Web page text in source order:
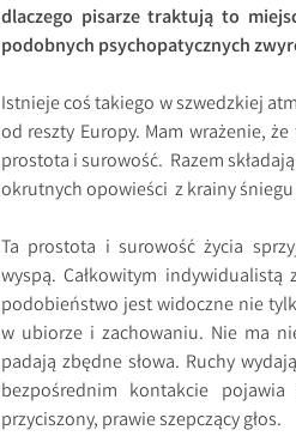
dlaczego pisarze traktują to
podobnych psychopatycznych
Istnieje coś takiego w szwedzkiej
od reszty Europy. Mam wrażenie,
prostota i surowość. Razem
okrutnych opowieści z krainy
Ta prostota i surowość życia
wyspą. Całkowitym
podobieństwo jest widoczne nie
w ubiorze i zachowaniu. Nie ma
padają zbędne słowa. Ruchy
bezpośrednim kontakcie
przyciszony, prawie szepczący głos.